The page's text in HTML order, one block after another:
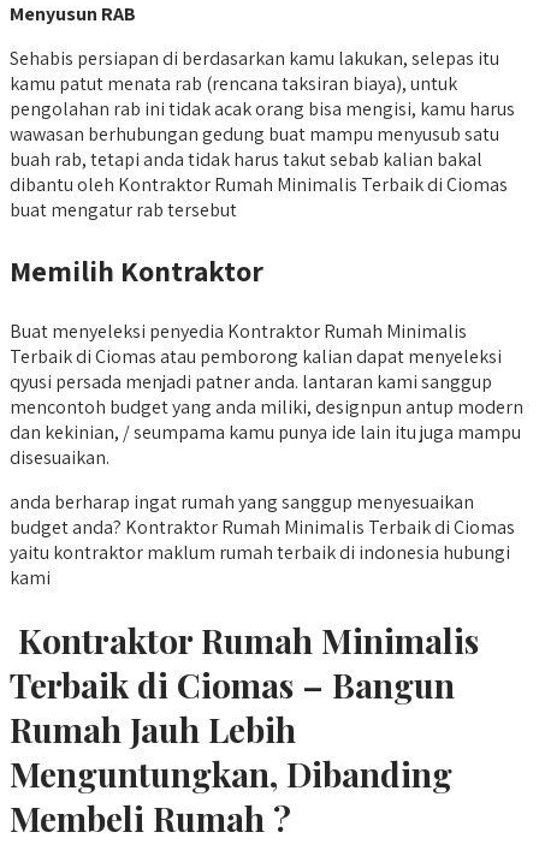
Menyusun RAB
Sehabis persiapan di berdasarkan kamu lakukan, selepas itu
kamu patut menata rab (rencana taksiran biaya), untuk
pengolahan rab ini tidak acak orang bisa mengisi, kamu harus
wawasan berhubungan gedung buat mampu menyusub satu
buah rab, tetapi anda tidak harus takut sebab kalian bakal
dibantu oleh Kontraktor Rumah Minimalis Terbaik di Ciomas
buat mengatur rab tersebut
Memilih Kontraktor
Buat menyeleksi penyedia Kontraktor Rumah Minimalis
Terbaik di Ciomas atau pemborong kalian dapat menyeleksi
qyusi persada menjadi patner anda. lantaran kami sanggup
mencontoh budget yang anda miliki, designpun antup modern
dan kekinian, / seumpama kamu punya ide lain itu juga mampu
disesuaikan.
anda berharap ingat rumah yang sanggup menyesuaikan
budget anda? Kontraktor Rumah Minimalis Terbaik di Ciomas
yaitu kontraktor maklum rumah terbaik di indonesia hubungi
kami
Kontraktor Rumah Minimalis
Terbaik di Ciomas – Bangun
Rumah Jauh Lebih
Menguntungkan, Dibanding
Membeli Rumah ?